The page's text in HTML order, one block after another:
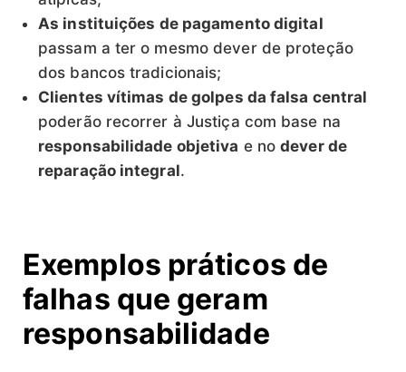
As instituições de pagamento digital
passam a ter o mesmo dever de proteção
dos bancos tradicionais;
Clientes vítimas de golpes da falsa central
poderão recorrer à Justiça com base na
responsabilidade objetiva e nodever de
reparação integral.
Exemplos práticos de
falhas que geram
responsabilidade